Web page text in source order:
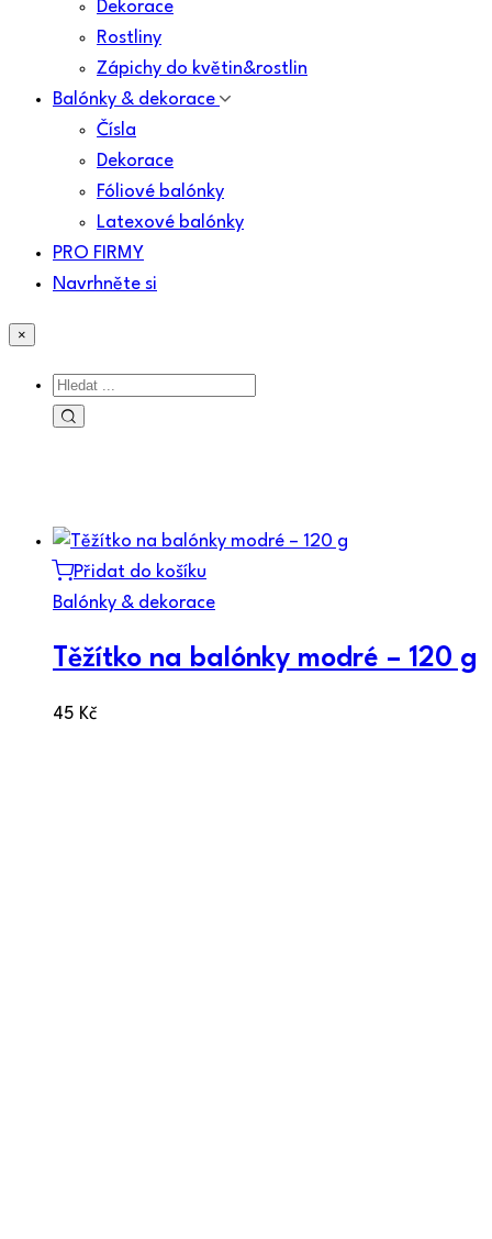
Dekorace
Rostliny
Zápichy do květin&rostlin
Balónky & dekorace
Čísla
Dekorace
Fóliové balónky
Latexové balónky
PRO FIRMY
Navrhněte si
×
Přidat do košíku
Balónky & dekorace
Těžítko na balónky modré – 120 g
45 Kč